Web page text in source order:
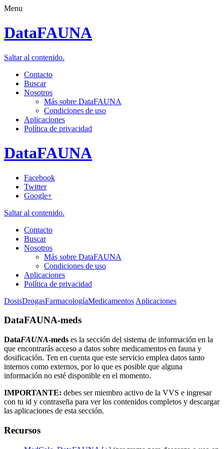
Menu
DataFAUNA
Saltar al contenido.
Contacto
Buscar
Nosotros
Más sobre DataFAUNA
Condiciones de uso
Aplicaciones
Política de privacidad
DataFAUNA
Facebook
Twitter
Google+
Saltar al contenido.
Contacto
Buscar
Nosotros
Más sobre DataFAUNA
Condiciones de uso
Aplicaciones
Política de privacidad
DosisDrogasFarmacologíaMedicamentos Aplicaciones
DataFAUNA-meds
DataFAUNA-meds es la sección del sistema de información en la
que encontrarás acceso a datos sobre medicamentos en fauna y
dosificación. Ten en cuenta que este servicio emplea datos tanto
internos como externos, por lo que es posible que alguna
información no esté disponible en el momento.
IMPORTANTE: debes ser miembro activo de la VVS e ingresar
con tu id y contraseña para ver los contenidos completos y descargar
las aplicaciones de esta sección.
Recursos